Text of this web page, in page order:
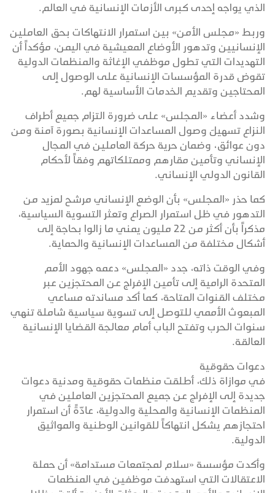
الذي يواجه إحدى كبرى الأزمات الإنسانية في العالم.
وربط «مجلس الأمن» بين استمرار الانتهاكات بحق العاملين
الإنسانيين وتدهور الأوضاع المعيشية في اليمن، مؤكداً أن
التهديدات التي تطول موظفي الإغاثة والمنظمات الدولية
تقوض قدرة المؤسسات الإنسانية على الوصول إلى
المحتاجين وتقديم الخدمات الأساسية لهم.
وشدد أعضاء «المجلس» على ضرورة التزام جميع أطراف
النزاع تسهيلَ وصول المساعدات الإنسانية بصورة آمنة ومن
دون عوائق، وضمان حرية حركة العاملين في المجال
الإنساني وتأمين مقارهم وممتلكاتهم وفقاً لأحكام
القانون الدولي الإنساني.
كما حذر «المجلس» بأن الوضع الإنساني مرشح لمزيد من
التدهور في ظل استمرار الصراع وتعثر التسوية السياسية،
مذكراً بأن أكثر من 22 مليون يمني ما زالوا بحاجة إلى
أشكال مختلفة من المساعدات الإنسانية والحماية.
وفي الوقت ذاته، جدد «المجلس» دعمه جهود الأمم
المتحدة الرامية إلى تأمين الإفراج عن المحتجزين عبر
مختلف القنوات المتاحة، كما أكد مساندته مساعي
المبعوث الأممي للتوصل إلى تسوية سياسية شاملة تنهي
سنوات الحرب وتفتح الباب أمام معالجة القضايا الإنسانية
العالقة.
دعوات حقوقية
في موازاة ذلك، أطلقت منظمات حقوقية ومدنية دعوات
جديدة إلى الإفراج عن جميع المحتجزين العاملين في
المنظمات الإنسانية والمحلية والدولية، عادّةً أن استمرار
احتجازهم يشكل انتهاكاً للقوانين الوطنية والمواثيق
الدولية.
وأكدت مؤسسة «سلام لمجتمعات مستدامة» أن حملة
الاعتقالات التي استهدفت موظفين في المنظمات